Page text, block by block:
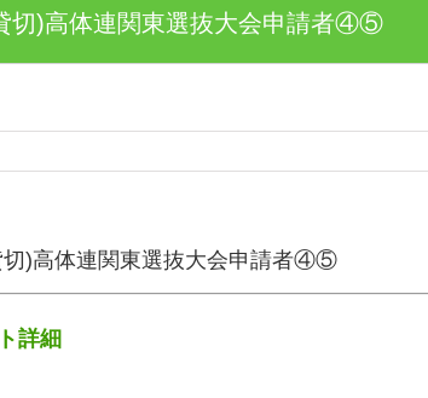
切)高体連関東選抜大会申請者④⑤
切)高体連関東選抜大会申請者④⑤
詳細